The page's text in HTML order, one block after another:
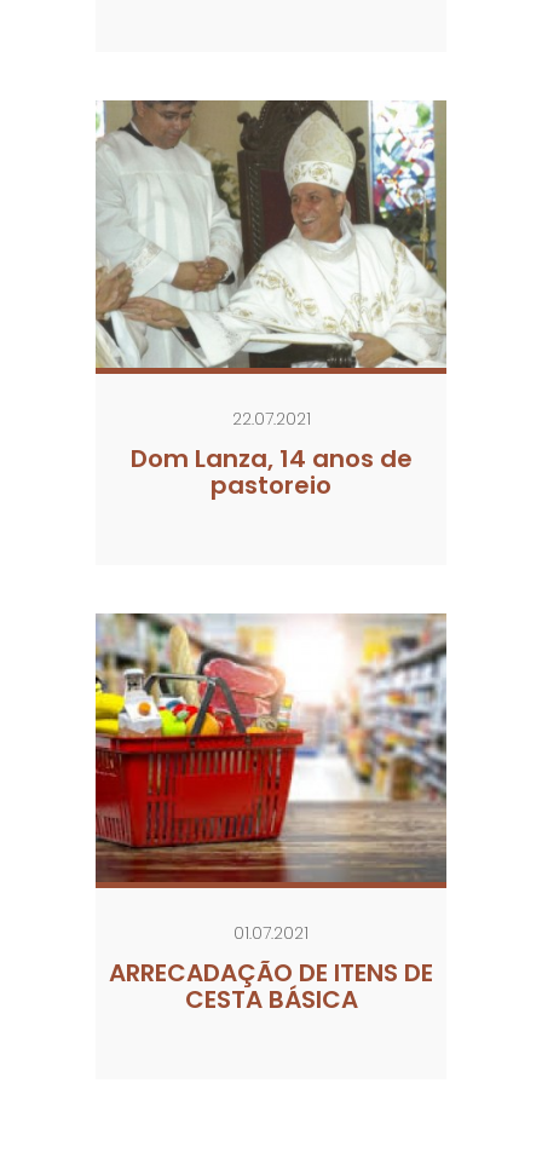
22.07.2021
Dom Lanza, 14 anos de
pastoreio
01.07.2021
ARRECADAÇÃO DE ITENS DE
CESTA BÁSICA